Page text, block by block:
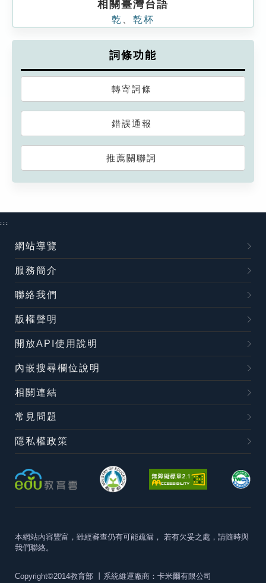
相關臺灣台語
乾 乾杯
詞條功能
轉寄詞條
錯誤通報
推薦關聯詞
:::
網站導覽
服務簡介
聯絡我們
版權聲明
開放API使用說明
內嵌搜尋欄位說明
相關連結
常見問題
隱私權政策
本網站內容豐富，雖經審查仍有可能疏漏， 若有欠妥之處，請隨時與
我們聯絡。
Copyright©2014教育部 丨系統維運廠商：卡米爾有限公司